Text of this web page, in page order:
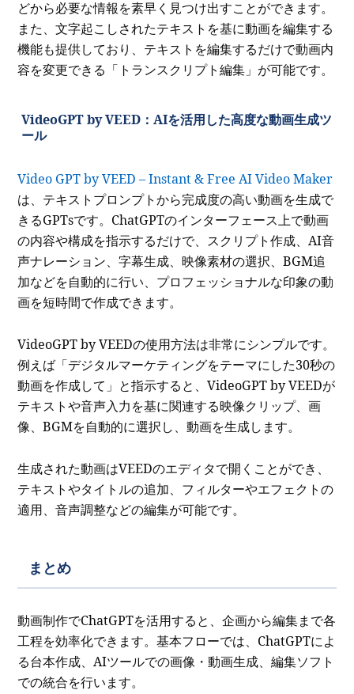
どから必要な情報を素早く見つけ出すことができます。
また、文字起こしされたテキストを基に動画を編集する
機能も提供しており、テキストを編集するだけで動画内
容を変更できる「トランスクリプト編集」が可能です。
VideoGPT by VEED：AIを活用した高度な動画生成ツ
ール
Video GPT by VEED – Instant & Free AI Video Maker
は、テキストプロンプトから完成度の高い動画を生成で
きるGPTsです。ChatGPTのインターフェース上で動画
の内容や構成を指示するだけで、スクリプト作成、AI音
声ナレーション、字幕生成、映像素材の選択、BGM追
加などを自動的に行い、プロフェッショナルな印象の動
画を短時間で作成できます。
VideoGPT by VEEDの使用方法は非常にシンプルです。
例えば「デジタルマーケティングをテーマにした30秒の
動画を作成して」と指示すると、VideoGPT by VEEDが
テキストや音声入力を基に関連する映像クリップ、画
像、BGMを自動的に選択し、動画を生成します。
生成された動画はVEEDのエディタで開くことができ、
テキストやタイトルの追加、フィルターやエフェクトの
適用、音声調整などの編集が可能です。
まとめ
動画制作でChatGPTを活用すると、企画から編集まで各
工程を効率化できます。基本フローでは、ChatGPTによ
る台本作成、AIツールでの画像・動画生成、編集ソフト
での統合を行います。